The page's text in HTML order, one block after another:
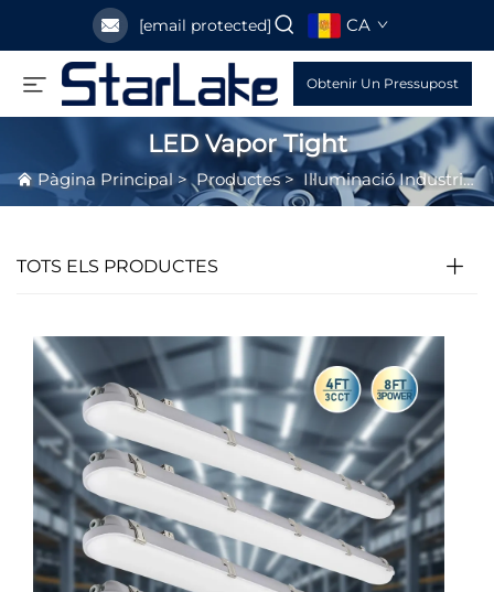
[email protected] CA
Obtenir Un Pressupost
LED Vapor Tight
Pàgina Principal >Productes> Il·luminació Industrial LED
TOTS ELS PRODUCTES